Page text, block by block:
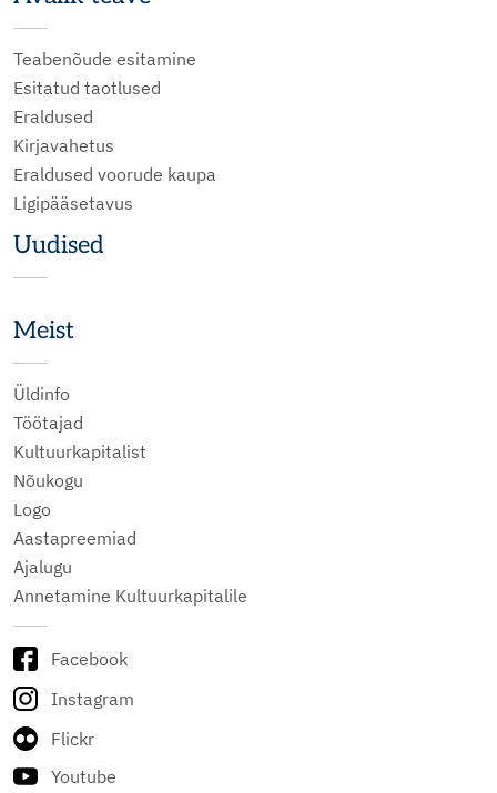
Teabenõude esitamine
Esitatud taotlused
Eraldused
Kirjavahetus
Eraldused voorude kaupa
Ligipääsetavus
Uudised
Meist
Üldinfo
Töötajad
Kultuurkapitalist
Nõukogu
Logo
Aastapreemiad
Ajalugu
Annetamine Kultuurkapitalile
Facebook
Instagram
Flickr
Youtube